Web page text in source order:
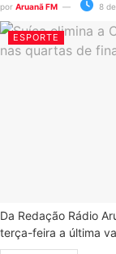
por Aruanã FM 8
ESPORTE
Da Redação Rádio
terça-feira a última